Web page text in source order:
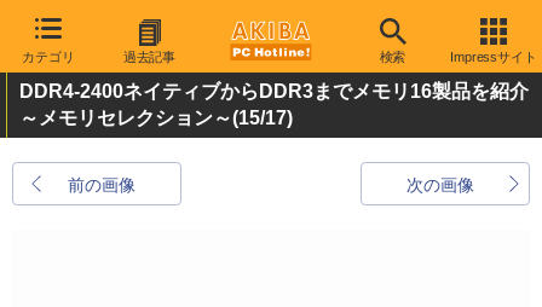
カテゴリ 過去記事 検索 Impressサイト
DDR4-2400ネイティブからDDR3までメモリ16製品を紹介
～メモリセレクション～(15/17)
前の画像 次の画像